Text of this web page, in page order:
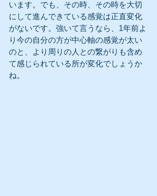
います。でも、その時、その時を大切
にして進んできている感覚は正直変化
がないです。強いて言うなら、1年前よ
り今の自分の方が中心軸の感覚が太い
のと、より周りの人との繋がりも含め
て感じられている所が変化でしょうか
ね。